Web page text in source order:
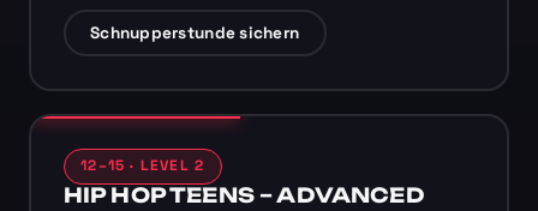
Schnupperstunde sichern
12–15 · LEVEL 2
HIP HOP TEENS – ADVANCED